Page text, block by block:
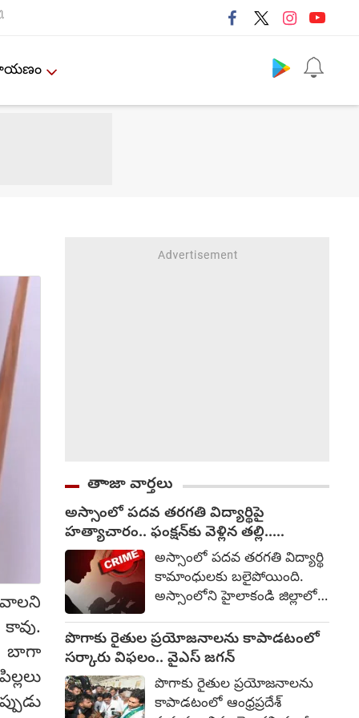
బాగా
తాాజా వార్తలు
అస్సాంలో పదవ తరగతి విద్యార్థిపై
హత్యాచారం.. ఫంక్షన్‌కు వెళ్లిన తల్లి..
మంచంపై విగతజీవిగా..?అస్సాంలో పదవ తరగతి విద్యార్థి
కామాంధులకు బలైపోయింది.
అస్సాంలోని హైలాకండి జిల్లాలో
ఏళ్ల బాలికపై సామూహిక
అత్యాచారం, హత్యకు
సంబంధించి ఒక మైనర్‌తో సహా
ముగ్గురిని అరెస్టు చేసినట్లు
పోలీసులు తెలిపారు. ఆగస్టు 1
పొగాకు రైతుల ప్రయోజనాలను కాపాడటంలో
సర్కారు విఫలం.. వైఎస్ జగన్
పొగాకు రైతుల ప్రయోజనాలను
కాపాడటంలో ఆంధ్రప్రదేశ్